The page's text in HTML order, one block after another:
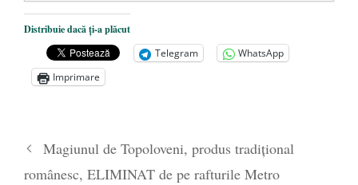
Dezvăluiri cutremurătoare despre
președintele Ucrainei, Volodymyr
Zelensky
- 13 mai 2026
Statul care servește Națiunea
poetului Octavian Goga, înlăturat din Iași
- 16 aprilie 2026
Distribuie dacă ți-a plăcut
Telegram
WhatsApp
Imprimare
Magiunul de Topoloveni, produs tradițional
românesc, ELIMINAT de pe rafturile Metro